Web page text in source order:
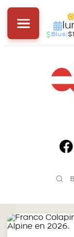
Blue: